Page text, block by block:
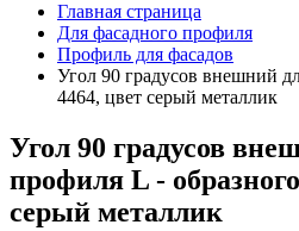
Главная страница
Для фасадного профиля
Профиль для фасадов
Угол 90 градусов внешний
4464, цвет серый металлик
Угол 90 градусов
профиля L -
серый металлик